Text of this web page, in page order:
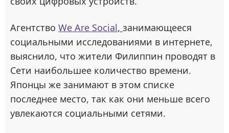
Агентство We Are Social, занимающееся
социальными исследованиями в интернете,
выяснило, что жители Филиппин проводят в
Сети наибольшее количество времени.
Японцы же занимают в этом списке
последнее место, так как они меньше всего
увлекаются социальными сетями.